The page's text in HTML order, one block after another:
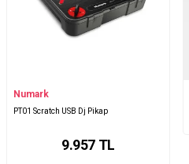
Numark
PT01 Scratch USB Dj Pikap
9.957 TL